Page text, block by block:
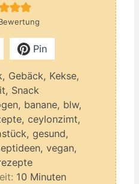
Pin
Gebäck, Kekse,
Snack
banane, blw,
ceylonzimt,
gesund,
vegan,
10 Minuten
Minuten